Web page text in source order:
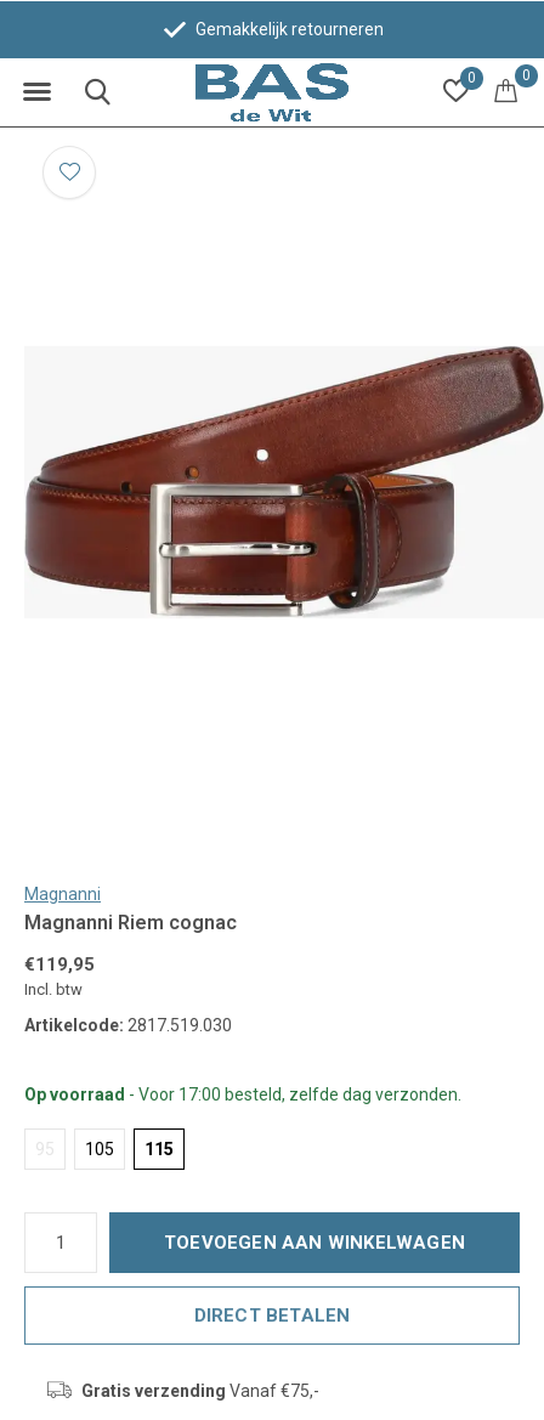
0 0
Gemakkelijk retourneren
Magnanni
Magnanni Riem cognac
€119,95
Incl. btw
Artikelcode: 2817.519.030
Op voorraad - Voor 17:00 besteld, zelfde dag verzonden.
95 105 115
TOEVOEGEN AAN WINKELWAGEN
DIRECT BETALEN
Gratis verzending Vanaf €75,-